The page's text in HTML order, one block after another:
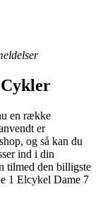
en række
er
og så kan du
ind i din
tilmed den billigste
1 Elcykel Dame 7